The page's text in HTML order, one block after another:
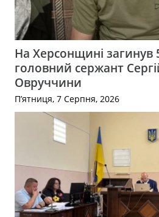
На Херсонщині загинув
головний сержант
Овруччини
П’ятниця, 7 Серпня, 2026